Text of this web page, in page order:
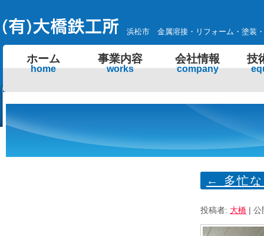
浜松市 金属溶接・リフォーム・塗装
ホーム
home
事業内容
works
会社情報
company
技
← 多忙
投稿者: 大橋 | 公